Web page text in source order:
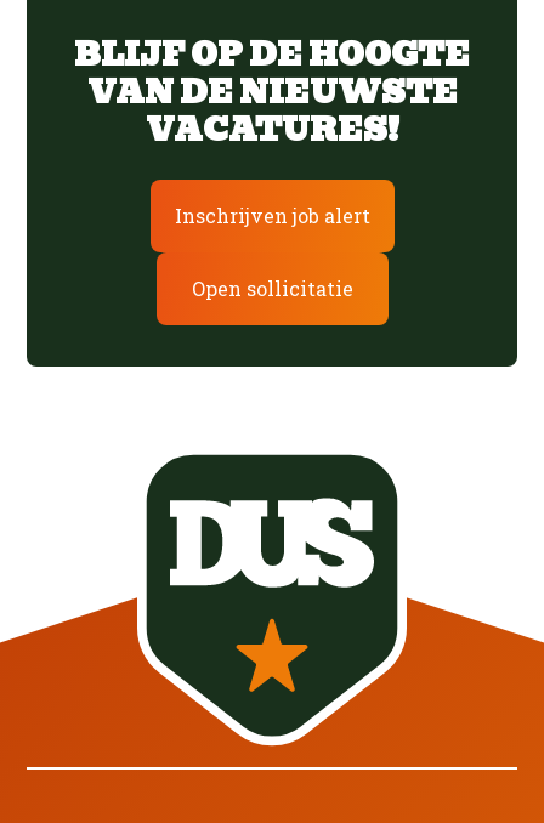
BLIJF OP DE HOOGTE
VAN DE NIEUWSTE
VACATURES!
Inschrijven job alert
Open sollicitatie